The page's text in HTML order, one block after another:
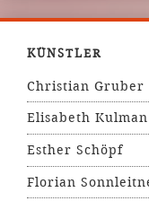
KÜNSTLER
Christian Gruber
Elisabeth Kulman
Esther Schöpf
Florian